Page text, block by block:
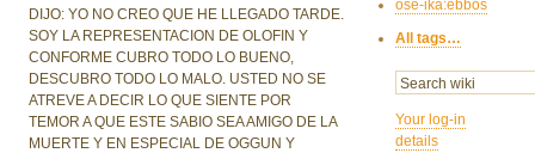
DIJO: YO NO CREO QUE HE LLEGADO TARDE.
SOY LA REPRESENTACION DE OLOFIN Y
CONFORME CUBRO TODO LO BUENO,
DESCUBRO TODO LO MALO. USTED NO SE
ATREVE A DECIR LO QUE SIENTE POR
TEMOR A QUE ESTE SABIO SEA AMIGO DE LA
MUERTE Y EN ESPECIAL DE OGGUN Y
ose-ika:ebbos
All tags…
Your log-in
details